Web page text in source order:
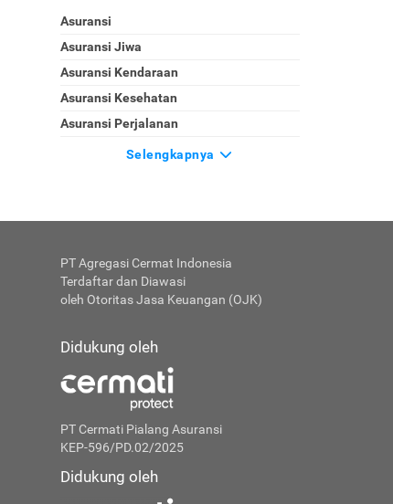
Asuransi
Asuransi Jiwa
Asuransi Kendaraan
Asuransi Kesehatan
Asuransi Perjalanan
Selengkapnya
PT Agregasi Cermat Indonesia
Terdaftar dan Diawasi
oleh Otoritas Jasa Keuangan (OJK)
Didukung oleh
PT Cermati Pialang Asuransi
KEP-596/PD.02/2025
Didukung oleh